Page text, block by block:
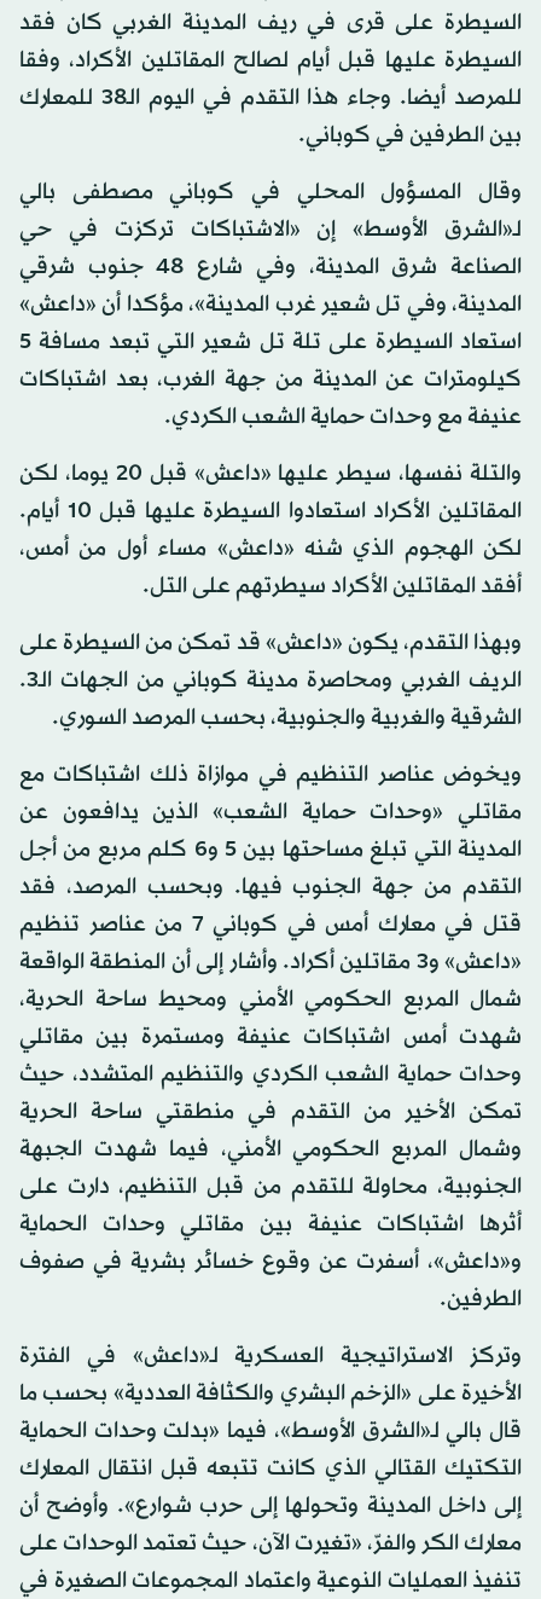
السيطرة على قرى في ريف المدينة الغربي كان فقد
السيطرة عليها قبل أيام لصالح المقاتلين الأكراد، وفقا
للمرصد أيضا. وجاء هذا التقدم في اليوم الـ38 للمعارك
بين الطرفين في كوباني.
وقال المسؤول المحلي في كوباني مصطفى بالي
لـ«الشرق الأوسط» إن «الاشتباكات تركزت في حي
الصناعة شرق المدينة، وفي شارع 48 جنوب شرقي
المدينة، وفي تل شعير غرب المدينة»، مؤكدا أن «داعش»
استعاد السيطرة على تلة تل شعير التي تبعد مسافة 5
كيلومترات عن المدينة من جهة الغرب، بعد اشتباكات
عنيفة مع وحدات حماية الشعب الكردي.
والتلة نفسها، سيطر عليها «داعش» قبل 20 يوما، لكن
المقاتلين الأكراد استعادوا السيطرة عليها قبل 10 أيام.
لكن الهجوم الذي شنه «داعش» مساء أول من أمس،
أفقد المقاتلين الأكراد سيطرتهم على التل.
وبهذا التقدم، يكون «داعش» قد تمكن من السيطرة على
الريف الغربي ومحاصرة مدينة كوباني من الجهات الـ3.
الشرقية والغربية والجنوبية، بحسب المرصد السوري.
ويخوض عناصر التنظيم في موازاة ذلك اشتباكات مع
مقاتلي «وحدات حماية الشعب» الذين يدافعون عن
المدينة التي تبلغ مساحتها بين 5 و6 كلم مربع من أجل
التقدم من جهة الجنوب فيها. وبحسب المرصد، فقد
قتل في معارك أمس في كوباني 7 من عناصر تنظيم
«داعش» و3 مقاتلين أكراد. وأشار إلى أن المنطقة الواقعة
شمال المربع الحكومي الأمني ومحيط ساحة الحرية،
شهدت أمس اشتباكات عنيفة ومستمرة بين مقاتلي
وحدات حماية الشعب الكردي والتنظيم المتشدد، حيث
تمكن الأخير من التقدم في منطقتي ساحة الحرية
وشمال المربع الحكومي الأمني، فيما شهدت الجبهة
الجنوبية، محاولة للتقدم من قبل التنظيم، دارت على
أثرها اشتباكات عنيفة بين مقاتلي وحدات الحماية
و«داعش»، أسفرت عن وقوع خسائر بشرية في صفوف
الطرفين.
وتركز الاستراتيجية العسكرية لـ«داعش» في الفترة
الأخيرة على «الزخم البشري والكثافة العددية» بحسب ما
قال بالي لـ«الشرق الأوسط»، فيما «بدلت وحدات الحماية
التكتيك القتالي الذي كانت تتبعه قبل انتقال المعارك
إلى داخل المدينة وتحولها إلى حرب شوارع». وأوضح أن
معارك الكر والفرّ، «تغيرت الآن، حيث تعتمد الوحدات على
تنفيذ العمليات النوعية واعتماد المجموعات الصغيرة في